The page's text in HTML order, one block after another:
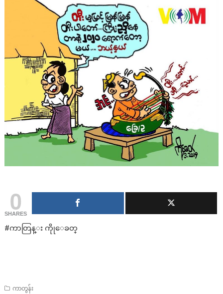
0
SHARES
#ကာတြန္း ကိုုေခတ္
ကာတွန်း